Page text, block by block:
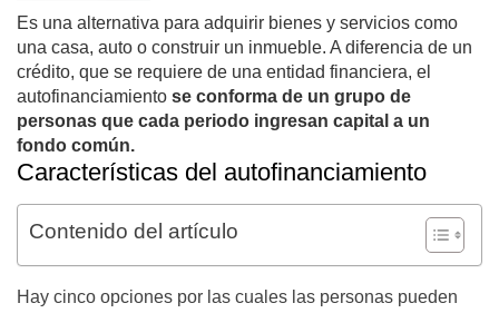
Es una alternativa para adquirir bienes y servicios como
una casa, auto o construir un inmueble. A diferencia de un
crédito, que se requiere de una entidad financiera, el
autofinanciamiento se conforma de un grupo de
personas que cada periodo ingresan capital a un
fondo común.
Características del autofinanciamiento
Contenido del artículo
Hay cinco opciones por las cuales las personas pueden